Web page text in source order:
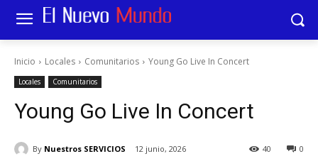
Inicio Locales Comunitarios Young Go Live In Concert
Locales Comunitarios
Young Go Live In Concert
By Nuestros SERVICIOS 12 junio, 2026 0
40